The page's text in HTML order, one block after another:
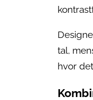
tal,
hvor